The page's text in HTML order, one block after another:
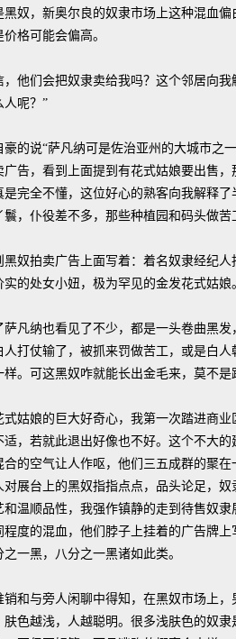
奴，新奥尔良的奴隶市场上这种混血
格可能会偏高。
们会把奴隶卖给我吗？这个邻居向我
人呢？”
说“萨凡纳可是佐治亚州的大城市之
告，看到上面提到有花式姑娘要出售
完全不懂，这位好心的熟客向我解释
，仆役差不多，那些种植园和码头做苦
拍卖广告上面写着：着名奴隶经纪人
的处女小妞，极为罕见的金发花式姑娘
纳也看见了不少，都是一头卷曲黑发
打仗输了，被抓来罚做苦工，或是白
。可这黑奴咋就能长出金毛来，莫不是
娘的巨大好奇心，我第一次踏进商业
，若就此退出好像也不好。这个不大
合的空气让人作呕，他们三五成群的聚
展台上的黑奴指指点点，品头论足，
温顺品性，我强作镇静的走到待售奴
程度的混血，他们脖子上挂着的广告牌
一黑，八分之一黑诸如此类。
与旁人闲聊中得知，在黑奴市场上，
色越浅，人越聪明。很多浅肤色的奴